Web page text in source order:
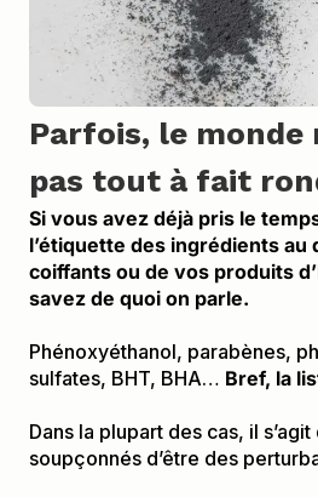
Parfois, le monde
pas tout à fait
Si vous avez déjà pris le
l’étiquette des ingrédients au
coiffants ou de vos produits
savez de quoi on parle.
Phénoxyéthanol, parabènes,
sulfates, BHT, BHA… Bref, la
Dans la plupart des cas, il
soupçonnés d’être des